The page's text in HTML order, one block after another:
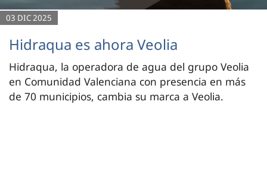
03 DIC 2025
Hidraqua es ahora Veolia
Hidraqua, la operadora de agua del grupo Veolia
en Comunidad Valenciana con presencia en más
de 70 municipios, cambia su marca a Veolia.